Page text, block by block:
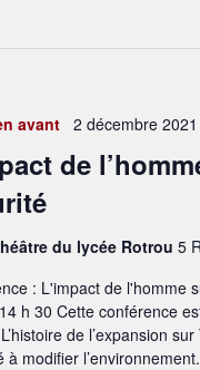
de
avant 2 décembre
du lycée Rotrou 5
: L'impact de l'homme
h 30 Cette conférence
de l’expansion
à modifier